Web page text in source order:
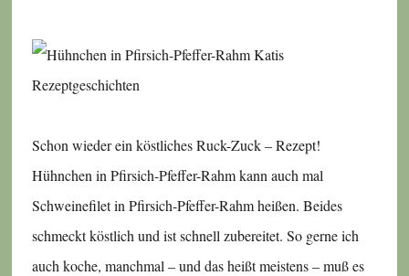
Schon wieder ein köstliches Ruck-Zuck – Rezept!
Hühnchen in Pfirsich-Pfeffer-Rahm kann auch mal
Schweinefilet in Pfirsich-Pfeffer-Rahm heißen. Beides
schmeckt köstlich und ist schnell zubereitet. So gerne ich
auch koche, manchmal – und das heißt meistens – muß es